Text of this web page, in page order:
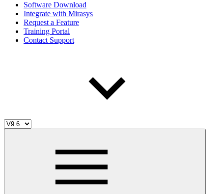
Software Download
Integrate with Mirasys
Request a Feature
Training Portal
Contact Support